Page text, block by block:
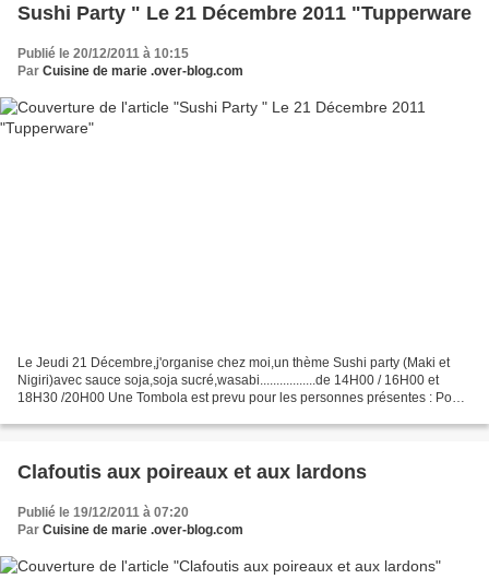
Sushi Party " Le 21 Décembre 2011 "Tupperware
Publié le 20/12/2011 à 10:15
Par Cuisine de marie .over-blog.com
Le Jeudi 21 Décembre,j'organise chez moi,un thème Sushi party (Maki et
Nigiri)avec sauce soja,soja sucré,wasabi.................de 14H00 / 16H00 et
18H30 /20H00 Une Tombola est prevu pour les personnes présentes : Pour
Clafoutis aux poireaux et aux lardons
Publié le 19/12/2011 à 07:20
Par Cuisine de marie .over-blog.com